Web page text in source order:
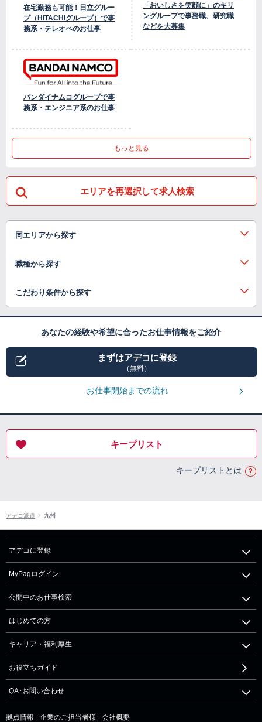
在宅勤務も可能！日立グルー
プ（HITACHIグループ）で事
務系・テレオペのお仕事
「おいしさを笑顔に」のキリ
ングループで事務職、研究職
などを大募集
バンダイナムコグループで事
務系・エンジニア系のお仕事
もっと見る
エリアを再選択して求人検索
同エリアから探す
職種から探す
こだわり条件から探す
あなたの経験や希望に合ったお仕事情報をご紹介
まずはアデコに登録
（無料）
お仕事開始までの流れ
キープリスト
キープリストとは
アデコ派遣 九州
アデコに登録
MyPagログイン
公開中のお仕事検索
はじめての方
キャリア・福利厚生
お役立ちガイド
QA･お問い合わせ
拠点情報 企業のご担当者様 会社概要